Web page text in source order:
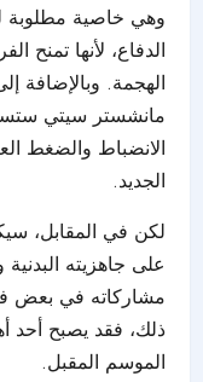
وهي خاصية مطلوبة
الدفاع، لأنها تمنح
الهجمة. وبالإضافة
مانشستر سيتي
الانضباط والضغط
الجديد.
لكن في المقابل،
على جاهزيته
مشاركاته في بعض
ذلك، فقد يصبح أحد
الموسم المقبل.